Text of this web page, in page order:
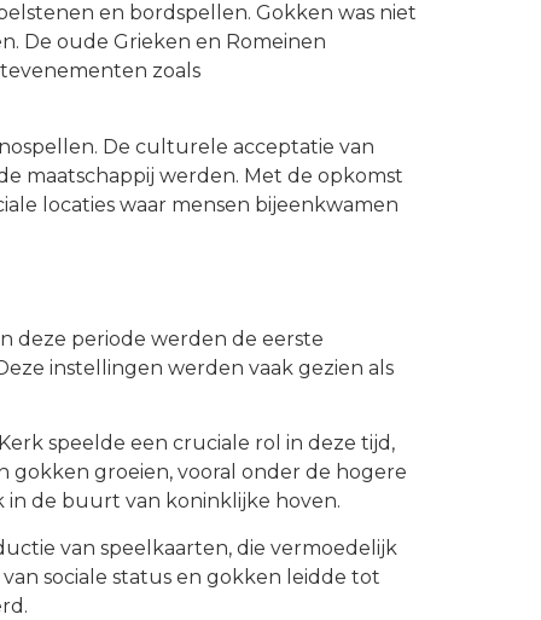
en bordspellen. Gokken was niet
De oude Grieken en Romeinen
zoals
De culturele acceptatie van
maatschappij werden. Met de opkomst
locaties waar mensen bijeenkwamen
deze periode werden de eerste
instellingen werden vaak gezien als
speelde een cruciale rol in deze tijd,
gokken groeien, vooral onder de hogere
in de buurt van koninklijke hoven.
van speelkaarten, die vermoedelijk
sociale status en gokken leidde tot